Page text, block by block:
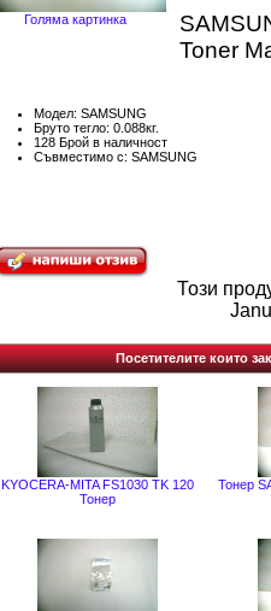
Голяма картинка
Toner
Модел: SAMSUNG
Бруто тегло: 0.088кг.
128 Брой в наличност
Съвместимо с: SAMSUNG
Този
Посетителите които
KYOCERA-MITA FS1030 TK 120
Тонер
Тонер